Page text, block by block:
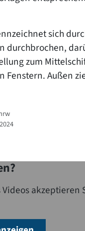
sich
durchbrochen,
zum
Fenstern. Außen